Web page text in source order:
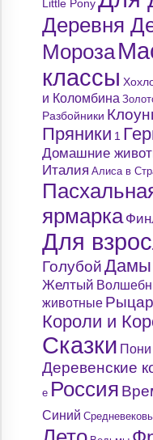
Little Pony
Деревня
Мороза
классы
и Коломбина
Разбойники
Пряники 1
Домашние
Италия Алиса в
ярмарка
Для
ГолубойДамы
Желтый
животные
Короли и
Сказки
Деревенские
е Россия
Синий